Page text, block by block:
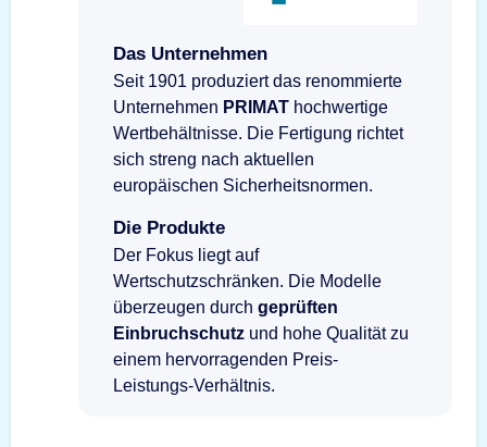
Das Unternehmen
Seit 1901 produziert das renommierte
Unternehmen PRIMAT hochwertige
Wertbehältnisse. Die Fertigung richtet
sich streng nach aktuellen
europäischen Sicherheitsnormen.
Die Produkte
Der Fokus liegt auf
Wertschutzschränken. Die Modelle
überzeugen durch geprüften
Einbruchschutz und hohe Qualität zu
einem hervorragenden Preis-
Leistungs-Verhältnis.